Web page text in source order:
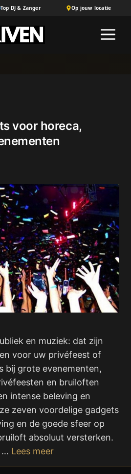
Top DJ & Zanger Op jouw locatie
voor horeca,
en muziek: dat zijn
voor uw privéfeest of
bij grote evenementen,
en bruiloften
intense beleving en
zeven voordelige gadgets
en de goede sfeer op
absoluut versterken.
… Lees meer